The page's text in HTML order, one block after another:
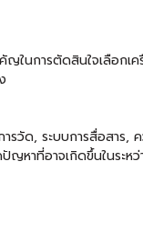
นการตัดสินใจเลือกเค
วัด, ระบบการสื่อสาร, ค
ญหาที่อาจเกิดขึ้นในระหว่